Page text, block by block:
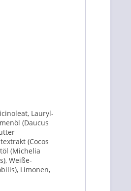
Lauryl-
(Daucus
(Cocos
(Michelia
Weiße-
Limonen,